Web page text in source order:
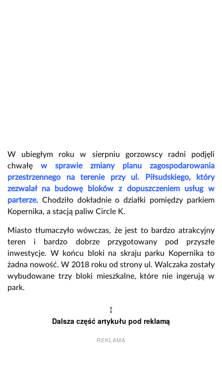
W ubiegłym roku w sierpniu gorzowscy radni podjęli
chwałę w sprawie zmiany planu zagospodarowania
przestrzennego na terenie przy ul. Piłsudskiego, który
zezwalał na budowę bloków z dopuszczeniem usług w
parterze. Chodziło dokładnie o działki pomiędzy parkiem
Kopernika, a stacją paliw Circle K.
Miasto tłumaczyło wówczas, że jest to bardzo atrakcyjny
teren i bardzo dobrze przygotowany pod przyszłe
inwestycje. W końcu bloki na skraju parku Kopernika to
żadna nowość. W 2018 roku od strony ul. Walczaka zostały
wybudowane trzy bloki mieszkalne, które nie ingerują w
park.
↕
Dalsza część artykułu pod reklamą
REKLAMA